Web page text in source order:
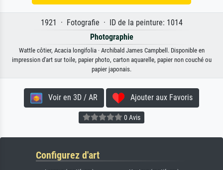
1921 · Fotografie · ID de la peinture: 1014
Photographie
Wattle côtier, Acacia longifolia · Archibald James Campbell. Disponible en
impression d'art sur toile, papier photo, carton aquarelle, papier non couché ou
papier japonais.
Voir en 3D / AR Ajouter aux Favoris
0 Avis
Configurez d'art